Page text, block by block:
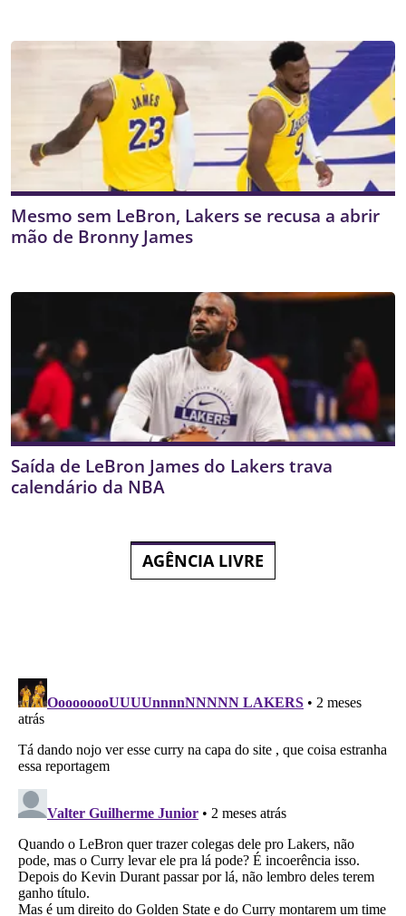
Mesmo sem LeBron, Lakers se recusa a abrir
mão de Bronny James
Saída de LeBron James do Lakers trava
calendário da NBA
AGÊNCIA LIVRE